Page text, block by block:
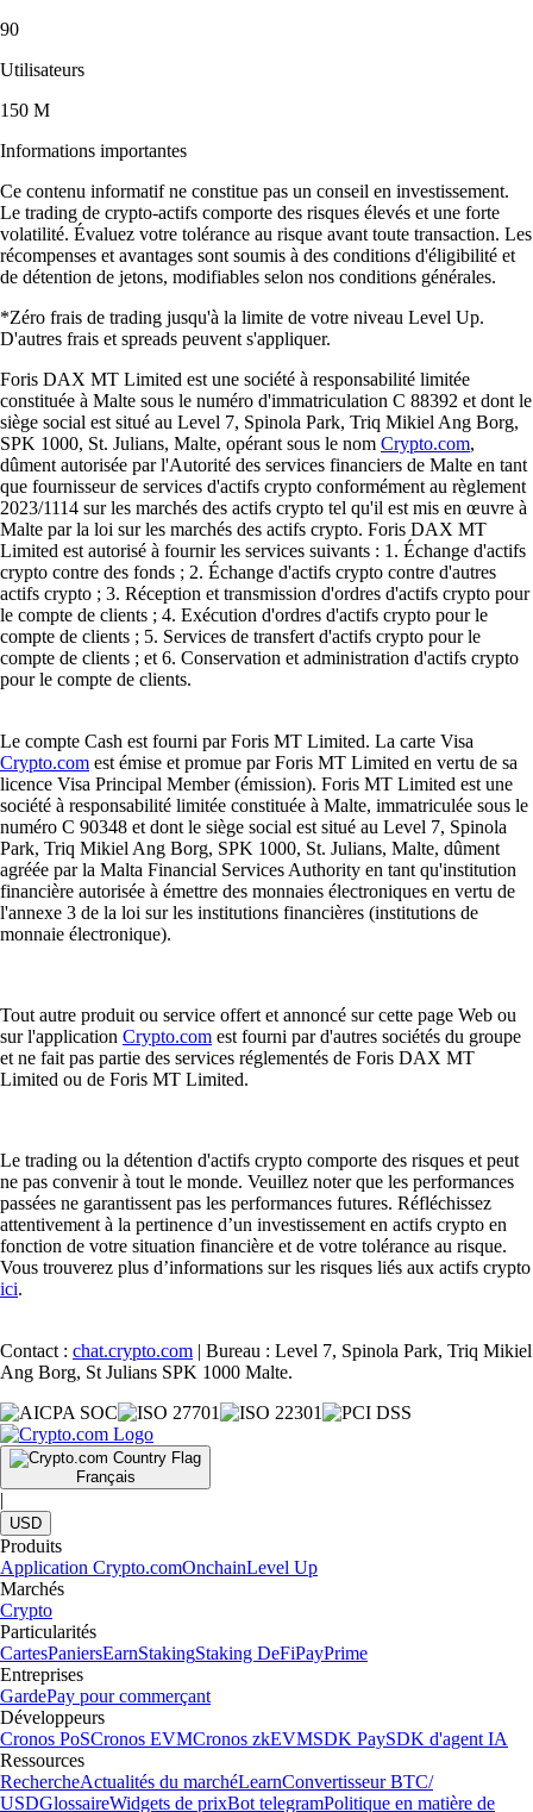
90
Utilisateurs
150 M
Informations importantes
Ce contenu informatif ne constitue pas un conseil en investissement.
Le trading de crypto-actifs comporte des risques élevés et une forte
volatilité. Évaluez votre tolérance au risque avant toute transaction. Les
récompenses et avantages sont soumis à des conditions d'éligibilité et
de détention de jetons, modifiables selon nos conditions générales.
*Zéro frais de trading jusqu'à la limite de votre niveau Level Up.
D'autres frais et spreads peuvent s'appliquer.
Foris DAX MT Limited est une société à responsabilité limitée
constituée à Malte sous le numéro d'immatriculation C 88392 et dont le
siège social est situé au Level 7, Spinola Park, Triq Mikiel Ang Borg,
SPK 1000, St. Julians, Malte, opérant sous le nom Crypto.com,
dûment autorisée par l'Autorité des services financiers de Malte en tant
que fournisseur de services d'actifs crypto conformément au règlement
2023/1114 sur les marchés des actifs crypto tel qu'il est mis en œuvre à
Malte par la loi sur les marchés des actifs crypto. Foris DAX MT
Limited est autorisé à fournir les services suivants : 1. Échange d'actifs
crypto contre des fonds ; 2. Échange d'actifs crypto contre d'autres
actifs crypto ; 3. Réception et transmission d'ordres d'actifs crypto pour
le compte de clients ; 4. Exécution d'ordres d'actifs crypto pour le
compte de clients ; 5. Services de transfert d'actifs crypto pour le
compte de clients ; et 6. Conservation et administration d'actifs crypto
pour le compte de clients.
Le compte Cash est fourni par Foris MT Limited. La carte Visa
Crypto.com est émise et promue par Foris MT Limited en vertu de sa
licence Visa Principal Member (émission). Foris MT Limited est une
société à responsabilité limitée constituée à Malte, immatriculée sous le
numéro C 90348 et dont le siège social est situé au Level 7, Spinola
Park, Triq Mikiel Ang Borg, SPK 1000, St. Julians, Malte, dûment
agréée par la Malta Financial Services Authority en tant qu'institution
financière autorisée à émettre des monnaies électroniques en vertu de
l'annexe 3 de la loi sur les institutions financières (institutions de
monnaie électronique).
Tout autre produit ou service offert et annoncé sur cette page Web ou
sur l'application Crypto.com est fourni par d'autres sociétés du groupe
et ne fait pas partie des services réglementés de Foris DAX MT
Limited ou de Foris MT Limited.
Le trading ou la détention d'actifs crypto comporte des risques et peut
ne pas convenir à tout le monde. Veuillez noter que les performances
passées ne garantissent pas les performances futures. Réfléchissez
attentivement à la pertinence d’un investissement en actifs crypto en
fonction de votre situation financière et de votre tolérance au risque.
Vous trouverez plus d’informations sur les risques liés aux actifs crypto
ici.
Contact : chat.crypto.com | Bureau : Level 7, Spinola Park, Triq Mikiel
Ang Borg, St Julians SPK 1000 Malte.
Français
|
USD
Produits
Application Crypto.comOnchainLevel Up
Marchés
Crypto
Particularités
CartesPaniersEarnStakingStaking DeFiPayPrime
Entreprises
GardePay pour commerçant
Développeurs
Cronos PoSCronos EVMCronos zkEVMSDK PaySDK d'agent IA
Ressources
RechercheActualités du marchéLearnConvertisseur BTC/
USDGlossaireWidgets de prixBot telegramPolitique en matière de